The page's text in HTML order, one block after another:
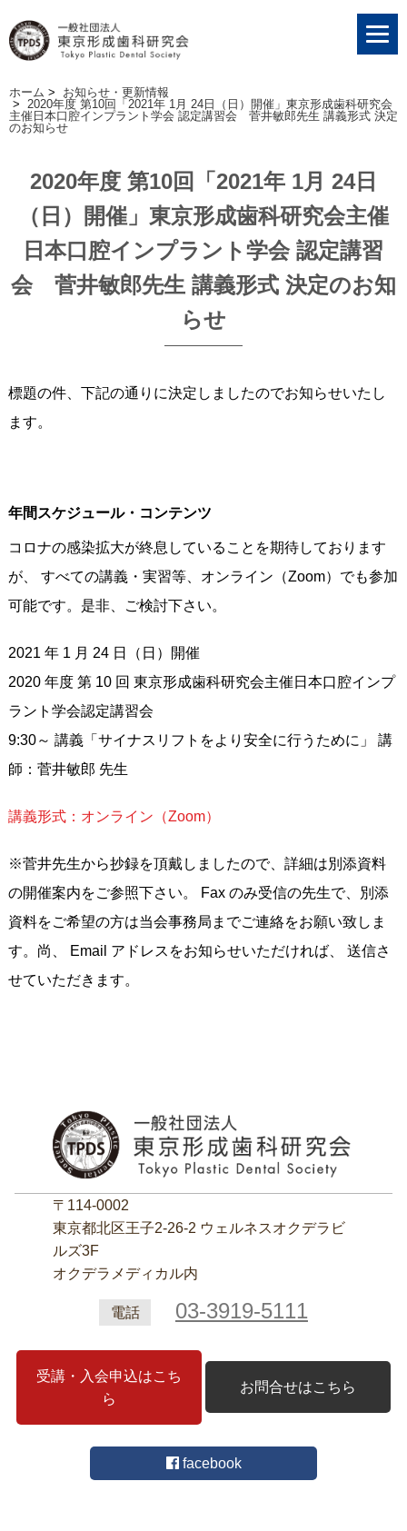
ホーム > お知らせ・更新情報
> 2020年度 第10回「2021年 1月 24日（日）開催」東京形成歯科研究会
主催日本口腔インプラント学会 認定講習会 菅井敏郎先生 講義形式 決定
のお知らせ
2020年度 第10回「2021年 1月 24日
（日）開催」東京形成歯科研究会主催
日本口腔インプラント学会 認定講習
会 菅井敏郎先生 講義形式 決定のお知
らせ
標題の件、下記の通りに決定しましたのでお知らせいたし
ます。
年間スケジュール・コンテンツ
コロナの感染拡大が終息していることを期待しております
が、 すべての講義・実習等、オンライン（Zoom）でも参加
可能です。是非、ご検討下さい。
2021 年 1 月 24 日（日）開催
2020 年度 第 10 回 東京形成歯科研究会主催日本口腔インプ
ラント学会認定講習会
9:30～ 講義「サイナスリフトをより安全に行うために」 講
師：菅井敏郎 先生
講義形式：オンライン（Zoom）
※菅井先生から抄録を頂戴しましたので、詳細は別添資料
の開催案内をご参照下さい。 Fax のみ受信の先生で、別添
資料をご希望の方は当会事務局までご連絡をお願い致しま
す。尚、 Email アドレスをお知らせいただければ、 送信さ
せていただきます。
〒114-0002
東京都北区王子2‐26‐2 ウェルネスオクデラビ
ルズ3F
オクデラメディカル内
電話 03-3919-5111
受講・入会申込はこち
ら
お問合せはこちら
facebook